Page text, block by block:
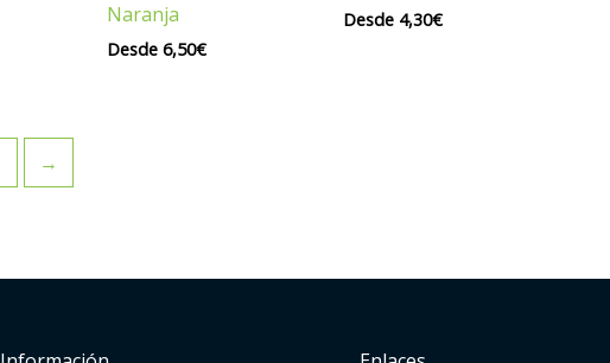
Naranja
Desde 6,50€
Desde 4,30€
→